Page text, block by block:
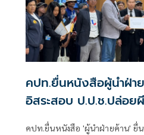
คปท.ยื่นหนังสือผู้นำฝ่า
อิสระสอบ ป.ป.ช.ปล่อย
คปท.ยื่นหนังสือ 'ผู้นำฝ่ายค้าน' ยื่